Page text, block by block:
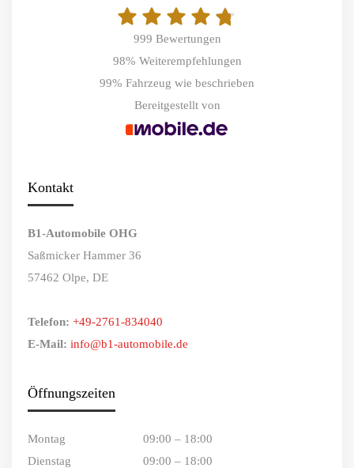
999 Bewertungen
98% Weiterempfehlungen
99% Fahrzeug wie beschrieben
Bereitgestellt von
Kontakt
B1-Automobile OHG
Saßmicker Hammer 36
57462 Olpe, DE
Telefon: +49-2761-834040
E-Mail: info@b1-automobile.de
Öffnungszeiten
Montag
09:00 – 18:00
Dienstag
09:00 – 18:00